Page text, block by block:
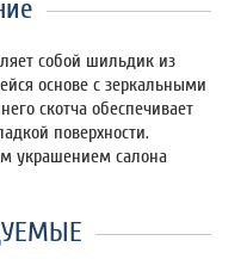
собой шильдик из
основе с зеркальными
скотча обеспечивает
поверхности.
украшением салона